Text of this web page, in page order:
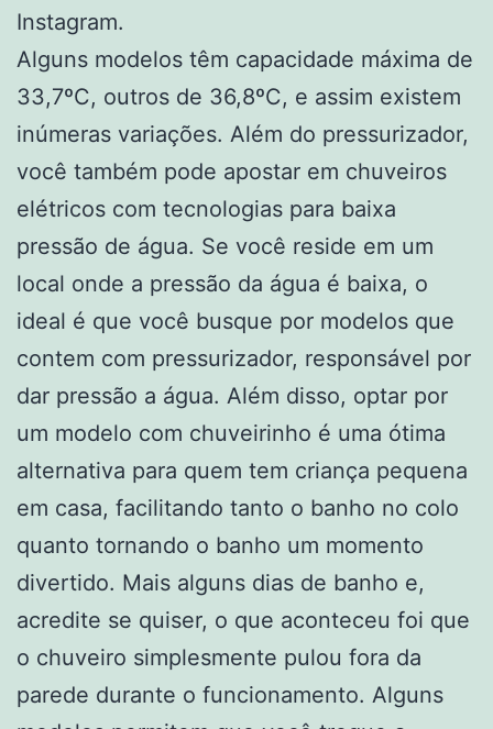
Instagram.
Alguns modelos têm capacidade máxima de
33,7ºC, outros de 36,8ºC, e assim existem
inúmeras variações. Além do pressurizador,
você também pode apostar em chuveiros
elétricos com tecnologias para baixa
pressão de água. Se você reside em um
local onde a pressão da água é baixa, o
ideal é que você busque por modelos que
contem com pressurizador, responsável por
dar pressão a água. Além disso, optar por
um modelo com chuveirinho é uma ótima
alternativa para quem tem criança pequena
em casa, facilitando tanto o banho no colo
quanto tornando o banho um momento
divertido. Mais alguns dias de banho e,
acredite se quiser, o que aconteceu foi que
o chuveiro simplesmente pulou fora da
parede durante o funcionamento. Alguns